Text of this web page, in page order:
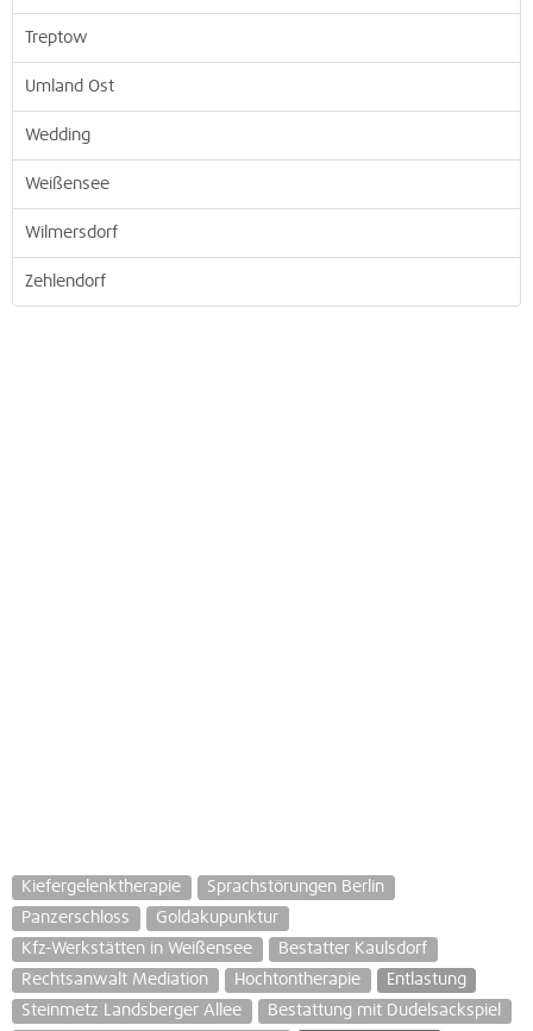
Treptow
Umland Ost
Wedding
Weißensee
Wilmersdorf
Zehlendorf
Kiefergelenktherapie
Sprachstörungen Berlin
Panzerschloss
Goldakupunktur
Kfz-Werkstätten in Weißensee
Bestatter Kaulsdorf
Rechtsanwalt Mediation
Hochtontherapie
Entlastung
Steinmetz Landsberger Allee
Bestattung mit Dudelsackspiel